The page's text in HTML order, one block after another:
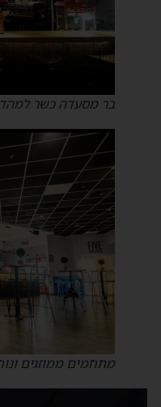
בר מסעדה כשר למהדרין
מתחמים ממוזגים ונוחים